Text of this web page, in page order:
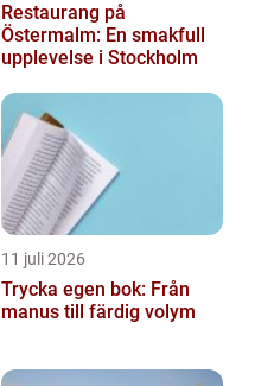
Restaurang på
Östermalm: En smakfull
upplevelse i Stockholm
11 juli 2026
Trycka egen bok: Från
manus till färdig volym